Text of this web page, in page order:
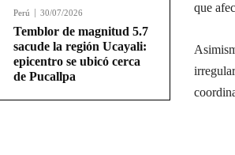
Perú 30/07/2026
Temblor de magnitud 5.7
sacude la región Ucayali:
epicentro se ubicó cerca
de Pucallpa
que